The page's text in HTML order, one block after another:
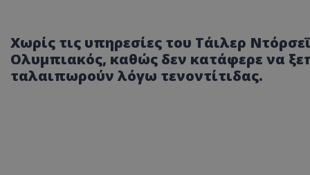
Χωρίς τις υπηρεσίες του Τάιλερ
Ολυμπιακός, καθώς δεν κατάφερε να
ταλαιπωρούν λόγω τενοντίτιδας.